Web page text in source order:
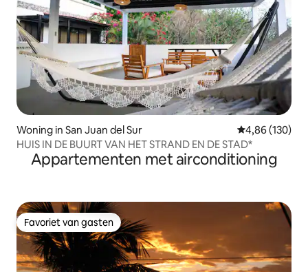
Woning in San Juan del Sur Gemiddelde
4,86 (130)
HUIS IN DE BUURT VAN HET STRAND EN DE STAD*
Appartementen met airconditioning
Favoriet van gasten
Favoriet van gasten